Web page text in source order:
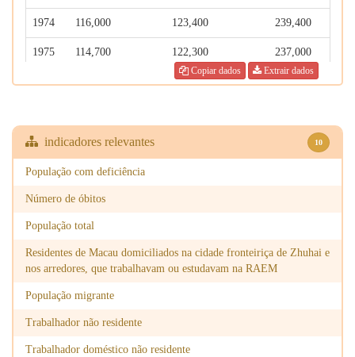
1974 116,000 123,400 239,400
1975 114,700 122,300 237,000
121,000 234,200
1978 113,200 233,100
1979 116,200
1980 118,900
1981 121,700
1982 129,800 131,900 261,700
1984 145,100
1985 146,600 144,000
Extrair dados
Copiar dados
indicadores relevantes 10
População com deficiência
Número de óbitos
População total
Residentes de Macau domiciliados na cidade fronteiriça de Zhuhai e
nos arredores, que trabalhavam ou estudavam na RAEM
População migrante
Trabalhador não residente
Trabalhador doméstico não residente